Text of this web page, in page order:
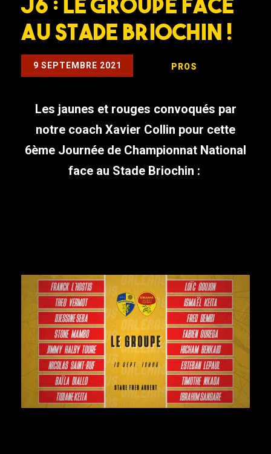
AU STADE BRIOCHIN !
9 SEPTEMBRE 2021 PROS
Les jaunes et rouges convoqués par
notre coach Xavier Collin pour cette
6ème Journée de Championnat National
face au Stade Briochin :